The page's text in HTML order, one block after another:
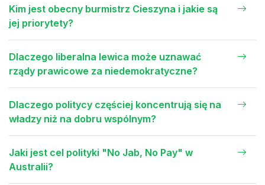
Kim jest obecny burmistrz Cieszyna i jakie są
jej priorytety?
Dlaczego liberalna lewica może uznawać
rządy prawicowe za niedemokratyczne?
Dlaczego politycy częściej koncentrują się na
władzy niż na dobru wspólnym?
Jaki jest cel polityki "No Jab, No Pay" w
Australii?